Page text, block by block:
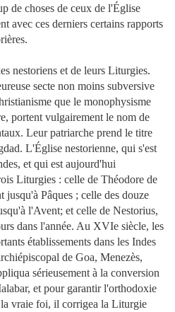
de choses de ceux de l'Église
avec ces derniers certains rapports
nestoriens et de leurs Liturgies.
secte non moins subversive
que le monophysisme
portent vulgairement le nom de
Leur patriarche prend le titre
L'Église nestorienne, qui s'est
et qui est aujourd'hui
Liturgies : celle de Théodore de
Pâques ; celle des douze
l'Avent; et celle de Nestorius,
dans l'année. Au XVIe siècle, les
établissements dans les Indes
de Goa, Menezès,
sérieusement à la conversion
et pour garantir l'orthodoxie
vraie foi, il corrigea la Liturgie